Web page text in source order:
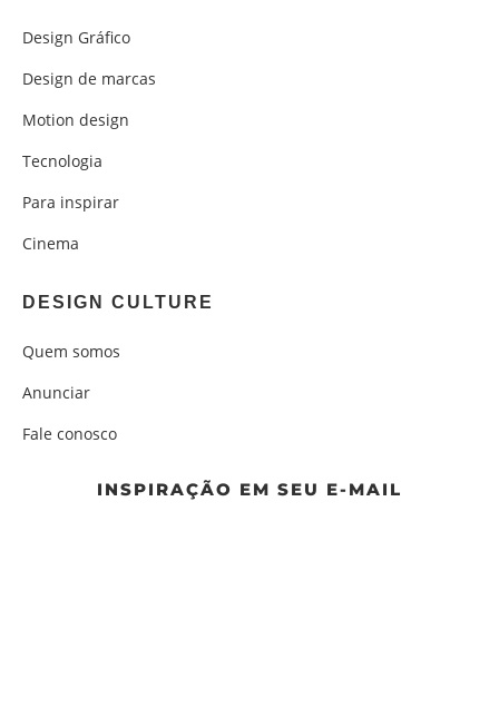
Design Gráfico
Design de marcas
Motion design
Tecnologia
Para inspirar
Cinema
DESIGN CULTURE
Quem somos
Anunciar
Fale conosco
INSPIRAÇÃO EM SEU E-MAIL